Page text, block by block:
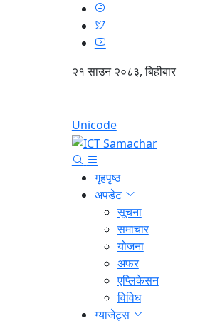
२१ साउन २०८३, बिहीबार
Unicode
गृहपृष्ठ
अपडेट
सूचना
समाचार
योजना
अफर
एप्लिकेसन
विविध
ग्याजेट्स